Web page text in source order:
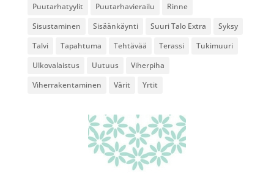
Puutarhatyylit
Puutarhavierailu
Rinne
Sisustaminen
Sisäänkäynti Suuri Talo Extra
Syksy
Talvi
Tapahtuma Tehtävää Terassi
Tukimuuri
Ulkovalaistus
Uutuus
Viherpiha
Viherrakentaminen
Värit Yrtit